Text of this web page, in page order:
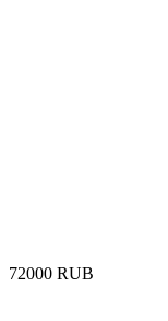
‍72000‍ RUB